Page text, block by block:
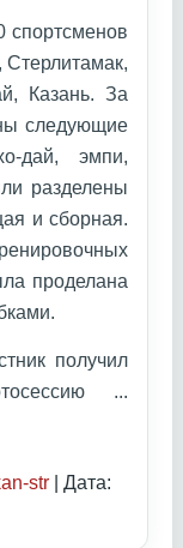
спортсменов
Стерлитамак,
Казань. За
следующие
дай, эмпи,
разделены
и сборная.
проделана
получил
...
str | Дата: